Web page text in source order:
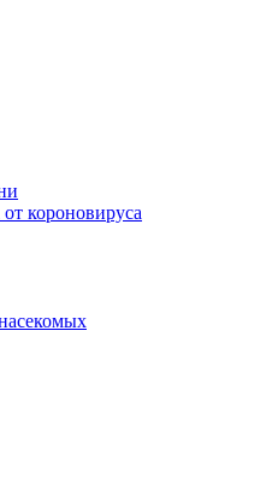
короновируса